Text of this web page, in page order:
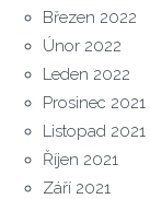
Březen 2022
Únor 2022
Leden 2022
Prosinec 2021
Listopad 2021
Říjen 2021
Září 2021